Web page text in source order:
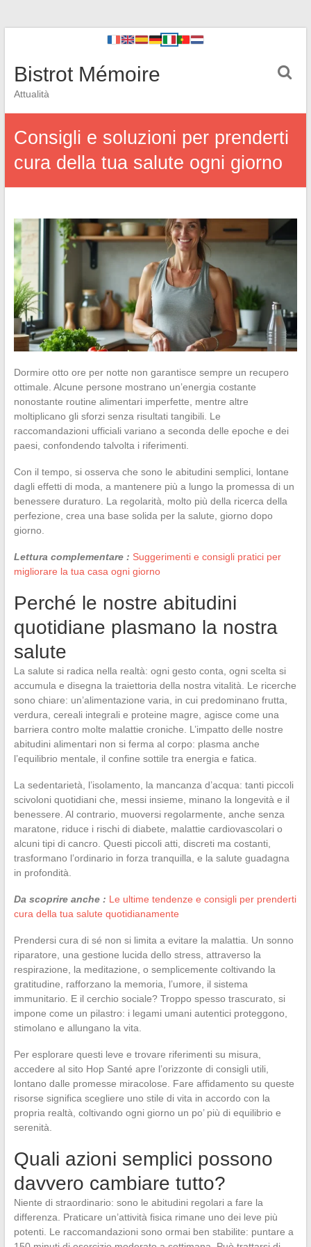
Bistrot Mémoire
Attualità
Consigli e soluzioni per prenderti
cura della tua salute ogni giorno
Dormire otto ore per notte non garantisce sempre un recupero
ottimale. Alcune persone mostrano un’energia costante
nonostante routine alimentari imperfette, mentre altre
moltiplicano gli sforzi senza risultati tangibili. Le
raccomandazioni ufficiali variano a seconda delle epoche e dei
paesi, confondendo talvolta i riferimenti.
Con il tempo, si osserva che sono le abitudini semplici, lontane
dagli effetti di moda, a mantenere più a lungo la promessa di un
benessere duraturo. La regolarità, molto più della ricerca della
perfezione, crea una base solida per la salute, giorno dopo
giorno.
Lettura complementare : Suggerimenti e consigli pratici per
migliorare la tua casa ogni giorno
Perché le nostre abitudini
quotidiane plasmano la nostra
salute
La salute si radica nella realtà: ogni gesto conta, ogni scelta si
accumula e disegna la traiettoria della nostra vitalità. Le ricerche
sono chiare: un’alimentazione varia, in cui predominano frutta,
verdura, cereali integrali e proteine magre, agisce come una
barriera contro molte malattie croniche. L’impatto delle nostre
abitudini alimentari non si ferma al corpo: plasma anche
l’equilibrio mentale, il confine sottile tra energia e fatica.
La sedentarietà, l’isolamento, la mancanza d’acqua: tanti piccoli
scivoloni quotidiani che, messi insieme, minano la longevità e il
benessere. Al contrario, muoversi regolarmente, anche senza
maratone, riduce i rischi di diabete, malattie cardiovascolari o
alcuni tipi di cancro. Questi piccoli atti, discreti ma costanti,
trasformano l’ordinario in forza tranquilla, e la salute guadagna
in profondità.
Da scoprire anche : Le ultime tendenze e consigli per prenderti
cura della tua salute quotidianamente
Prendersi cura di sé non si limita a evitare la malattia. Un sonno
riparatore, una gestione lucida dello stress, attraverso la
respirazione, la meditazione, o semplicemente coltivando la
gratitudine, rafforzano la memoria, l’umore, il sistema
immunitario. E il cerchio sociale? Troppo spesso trascurato, si
impone come un pilastro: i legami umani autentici proteggono,
stimolano e allungano la vita.
Per esplorare questi leve e trovare riferimenti su misura,
accedere al sito Hop Santé apre l’orizzonte di consigli utili,
lontano dalle promesse miracolose. Fare affidamento su queste
risorse significa scegliere uno stile di vita in accordo con la
propria realtà, coltivando ogni giorno un po’ più di equilibrio e
serenità.
Quali azioni semplici possono
davvero cambiare tutto?
Niente di straordinario: sono le abitudini regolari a fare la
differenza. Praticare un’attività fisica rimane uno dei leve più
potenti. Le raccomandazioni sono ormai ben stabilite: puntare a